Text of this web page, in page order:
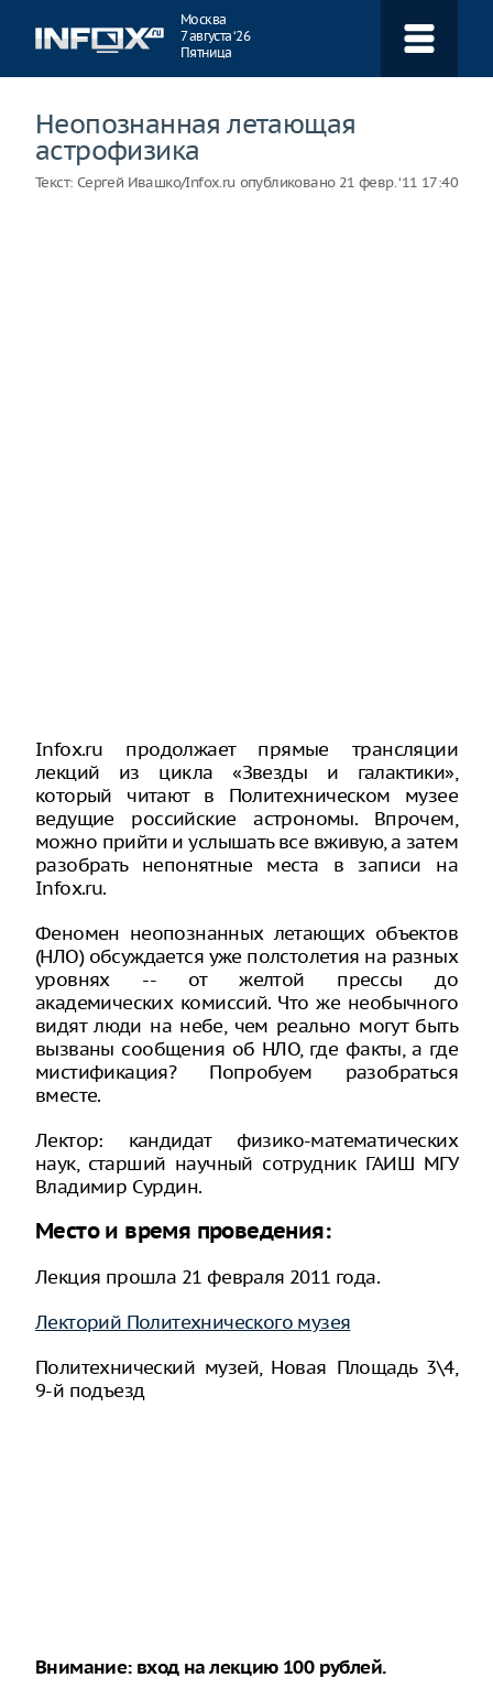
Москва
7 августа ‘26
Пятница
Неопознанная летающая
астрофизика
Текст: Сергей Ивашко/Infox.ru опубликовано 21 февр. ‘11 17:40
Infox.ru продолжает прямые трансляции
лекций из цикла «Звезды и галактики»,
который читают в Политехническом музее
ведущие российские астрономы. Впрочем,
можно прийти и услышать все вживую, а затем
разобрать непонятные места в записи на
Infox.ru.
Феномен неопознанных летающих объектов
(НЛО) обсуждается уже полстолетия на разных
уровнях -- от желтой прессы до
академических комиссий. Что же необычного
видят люди на небе, чем реально могут быть
вызваны сообщения об НЛО, где факты, а где
мистификация? Попробуем разобраться
вместе.
Лектор: кандидат физико-математических
наук, старший научный сотрудник ГАИШ МГУ
Владимир Сурдин.
Место и время проведения:
Лекция прошла 21 февраля 2011 года.
Лекторий Политехнического музея
Политехнический музей, Новая Площадь 3\4,
9-й подъезд
Внимание: вход на лекцию 100 рублей.